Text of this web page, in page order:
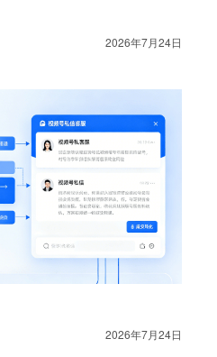
2026年7月24日
2026年7月24日